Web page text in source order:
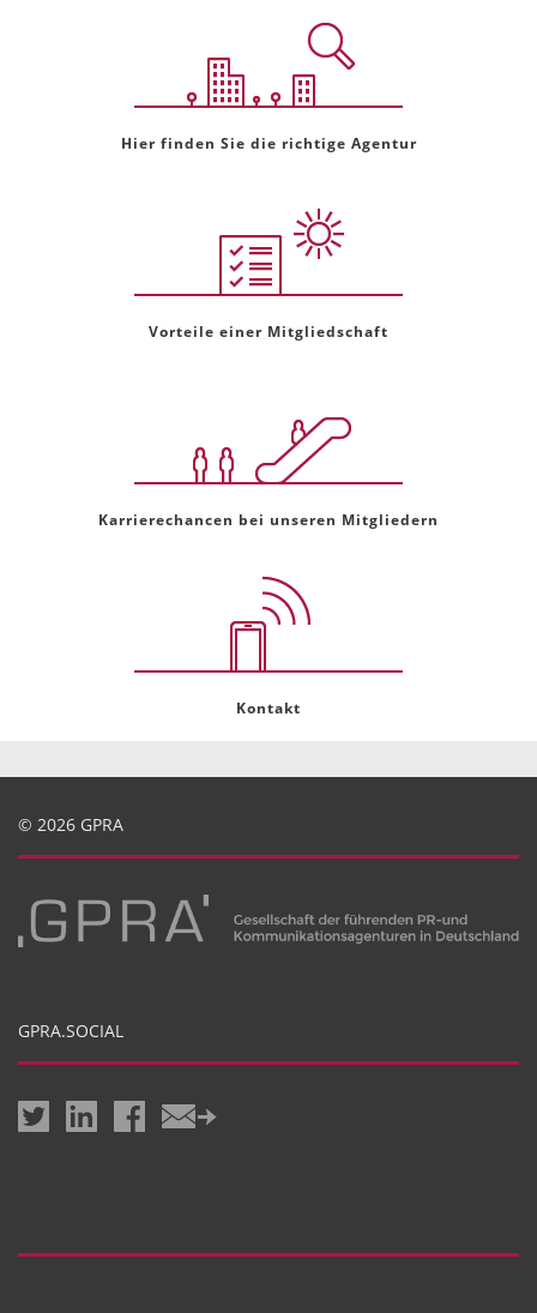
Hier finden Sie die richtige Agentur
Vorteile einer Mitgliedschaft
Karrierechancen bei unseren Mitgliedern
Kontakt
© 2026 GPRA
GPRA.SOCIAL